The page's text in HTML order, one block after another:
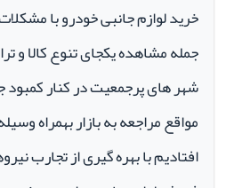
خرید لوازم جانبی خودرو با
جمله مشاهده یکجای تنوع کالا و
شهر های پرجمعیت در کنار
مواقع مراجعه به بازار بهمراه
افتادیم با بهره گیری از تجارب